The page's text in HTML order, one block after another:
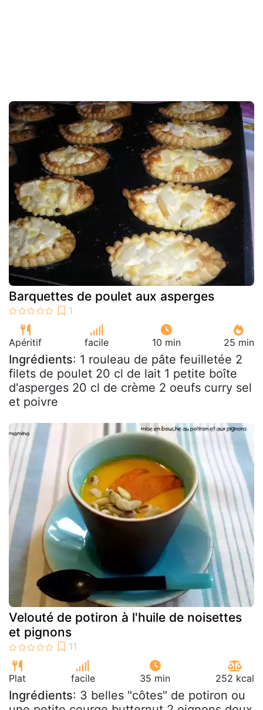
Barquettes de poulet aux asperges
Apéritif facile 10 min 25 min
Ingrédients: 1 rouleau de pâte feuilletée 2
filets de poulet 20 cl de lait 1 petite boîte
d'asperges 20 cl de crème 2 oeufs curry sel
et poivre
Velouté de potiron à l'huile de noisettes
et pignons
Plat facile 35 min 252 kcal
Ingrédients: 3 belles "côtes" de potiron ou